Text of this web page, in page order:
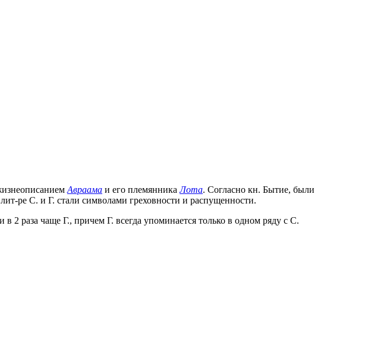
Авраама и его племянникаЛота. Согласно кн. Бытие, были
ре С. и Г. стали символами греховности и распущенности.
2 раза чаще Г., причем Г. всегда упоминается только в одном ряду с С.